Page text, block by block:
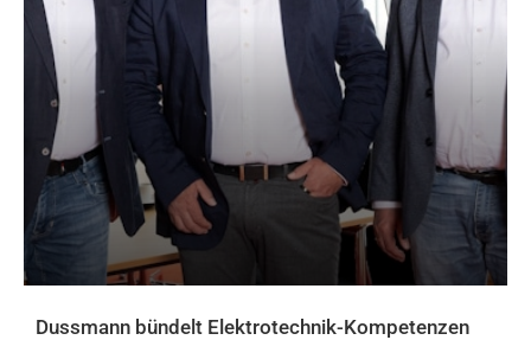
Dussmann bündelt Elektrotechnik-Kompetenzen